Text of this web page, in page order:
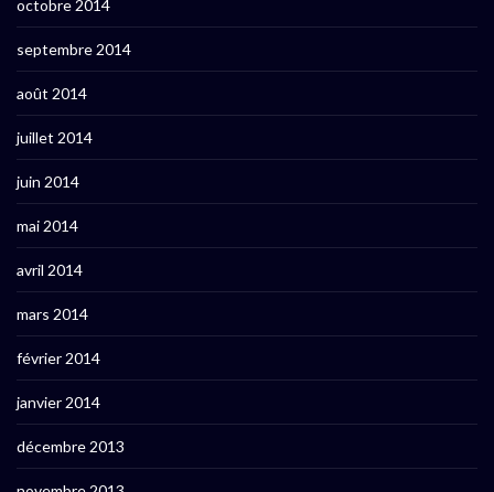
octobre 2014
septembre 2014
août 2014
juillet 2014
juin 2014
mai 2014
avril 2014
mars 2014
février 2014
janvier 2014
décembre 2013